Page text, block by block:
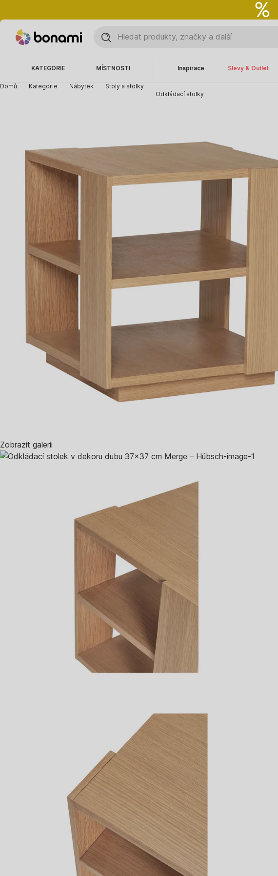
KATEGORIE MÍSTNOSTI Inspirace Slevy & Outlet
Domů Kategorie Nábytek
Stoly a stolky
Odkládací stolky
Zobrazit galerii